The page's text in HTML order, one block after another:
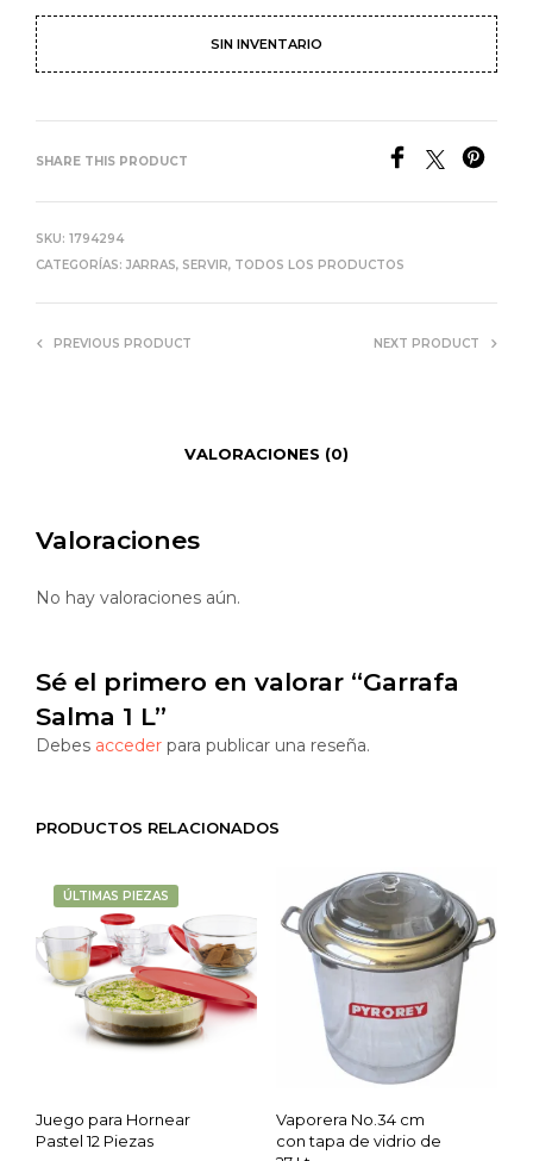
SIN INVENTARIO
SHARE THIS PRODUCT
SKU: 1794294
CATEGORÍAS: JARRAS, SERVIR, TODOS LOS PRODUCTOS
PREVIOUS PRODUCT NEXT PRODUCT
VALORACIONES (0)
Valoraciones
No hay valoraciones aún.
Sé el primero en valorar “Garrafa
Salma 1 L”
Debes acceder para publicar una reseña.
PRODUCTOS RELACIONADOS
ÚLTIMAS PIEZAS
Juego para Hornear
Pastel 12 Piezas
Vaporera No.34 cm
con tapa de vidrio de